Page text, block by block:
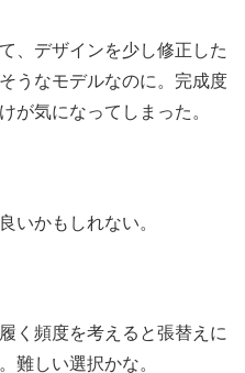
、デザインを少し修正した
うなモデルなのに。完成度
が気になってしまった。
いかもしれない。
く頻度を考えると張替えに
難しい選択かな。